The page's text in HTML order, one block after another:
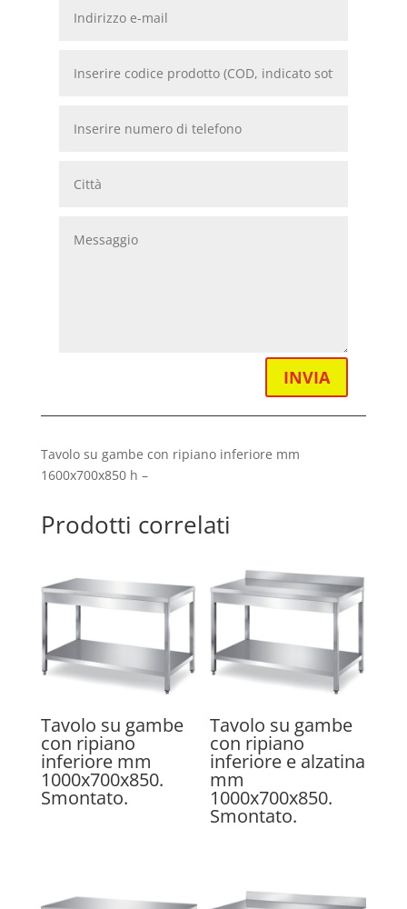
INVIA
Tavolo su gambe con ripiano inferiore mm
1600x700x850 h –
Prodotti correlati
Tavolo su gambe
con ripiano
inferiore mm
1000x700x850.
Smontato.
Tavolo su gambe
con ripiano
inferiore e alzatina
mm
1000x700x850.
Smontato.